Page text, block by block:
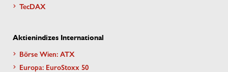
TecDAX
Aktienindizes International
Börse Wien: ATX
Europa: EuroStoxx 50